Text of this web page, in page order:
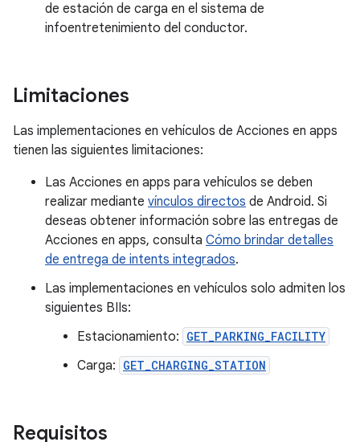
de estación de carga en el sistema de
infoentretenimiento del conductor.
Limitaciones
Las implementaciones en vehículos de Acciones en apps
tienen las siguientes limitaciones:
Las Acciones en apps para vehículos se deben
realizar mediante vínculos directos de Android. Si
deseas obtener información sobre las entregas de
Acciones en apps, consulta Cómo brindar detalles
de entrega de intents integrados.
Las implementaciones en vehículos solo admiten los
siguientes BIIs:
Estacionamiento: GET_PARKING_FACILITY
Carga: GET_CHARGING_STATION
Requisitos